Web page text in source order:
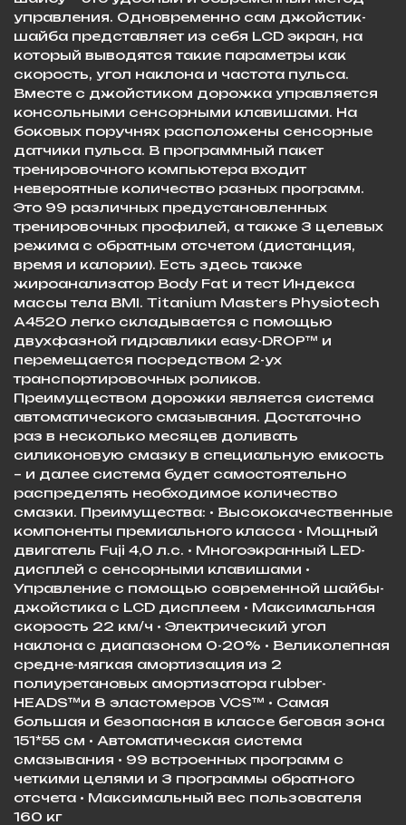
управления. Одновременно сам джойстик-
шайба представляет из себя LCD экран, на
который выводятся такие параметры как
скорость, угол наклона и частота пульса.
Вместе с джойстиком дорожка управляется
консольными сенсорными клавишами. На
боковых поручнях расположены сенсорные
датчики пульса. В программный пакет
тренировочного компьютера входит
невероятные количество разных программ.
Это 99 различных предустановленных
тренировочных профилей, а также 3 целевых
режима с обратным отсчетом (дистанция,
время и калории). Есть здесь также
жироанализатор Body Fat и тест Индекса
массы тела BMI. Titanium Masters Physiotech
A4520 легко складывается с помощью
двухфазной гидравлики easy-DROP™ и
перемещается посредством 2-ух
транспортировочных роликов.
Преимуществом дорожки является система
автоматического смазывания. Достаточно
раз в несколько месяцев доливать
силиконовую смазку в специальную емкость
– и далее система будет самостоятельно
распределять необходимое количество
смазки. Преимущества: • Высококачественные
компоненты премиального класса • Мощный
двигатель Fuji 4,0 л.с. • Многоэкранный LED-
дисплей с сенсорными клавишами •
Управление с помощью современной шайбы-
джойстика с LCD дисплеем • Максимальная
скорость 22 км/ч • Электрический угол
наклона с диапазоном 0-20% • Великолепная
средне-мягкая амортизация из 2
полиуретановых амортизатора rubber-
HEADS™и 8 эластомеров VCS™ • Самая
большая и безопасная в классе беговая зона
151*55 см • Автоматическая система
смазывания • 99 встроенных программ с
четкими целями и 3 программы обратного
отсчета • Максимальный вес пользователя
160 кг